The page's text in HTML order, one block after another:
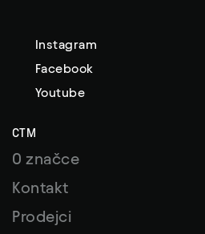
Instagram
Facebook
Youtube
CTM
O značce
Kontakt
Prodejci